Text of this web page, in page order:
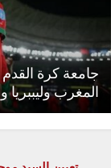
جامعة كرة
المغرب وليببريا